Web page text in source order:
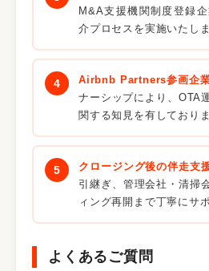
M&A支援機関制度登録
介プロセスを実施いたしま
Airbnb Partners参画企
ナーシップにより、OTA
関する知見を有しておりま
クロージング後の伴走支
引継ぎ、管理会社・清掃
ィング再開まで丁寧にサ
よくあるご質問